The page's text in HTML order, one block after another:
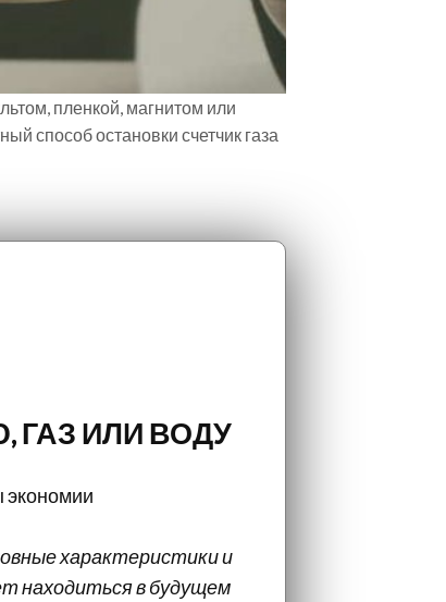
пленкой, магнитом или
способ остановки счетчик газа
ГАЗ ИЛИ ВОДУ
экономии
характеристики и
находиться в будущем